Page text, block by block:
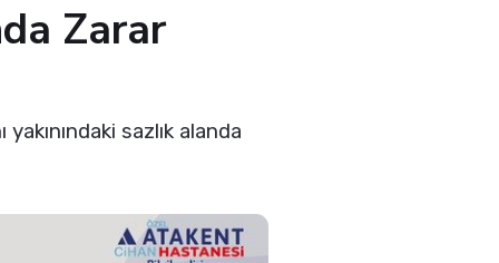
Zarar
sazlık alanda